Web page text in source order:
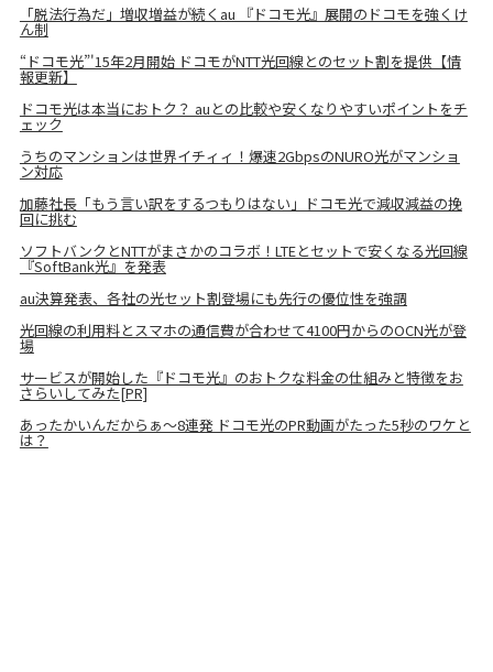
「脱法行為だ」増収増益が続くau 『ドコモ光』展開のドコモを強くけ
ん制
“ドコモ光”'15年2月開始 ドコモがNTT光回線とのセット割を提供【情
報更新】
ドコモ光は本当におトク？ auとの比較や安くなりやすいポイントをチ
ェック
うちのマンションは世界イチィィ！爆速2GbpsのNURO光がマンショ
ン対応
加藤社長「もう言い訳をするつもりはない」ドコモ光で減収減益の挽
回に挑む
ソフトバンクとNTTがまさかのコラボ！LTEとセットで安くなる光回線
『SoftBank光』を発表
au決算発表、各社の光セット割登場にも先行の優位性を強調
光回線の利用料とスマホの通信費が合わせて4100円からのOCN光が登
場
サービスが開始した『ドコモ光』のおトクな料金の仕組みと特徴をお
さらいしてみた[PR]
あったかいんだからぁ～8連発 ドコモ光のPR動画がたった5秒のワケと
は？